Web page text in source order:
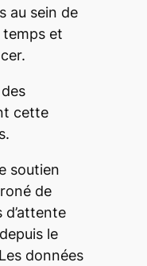
au sein de
temps et
cette
soutien
de
le
données